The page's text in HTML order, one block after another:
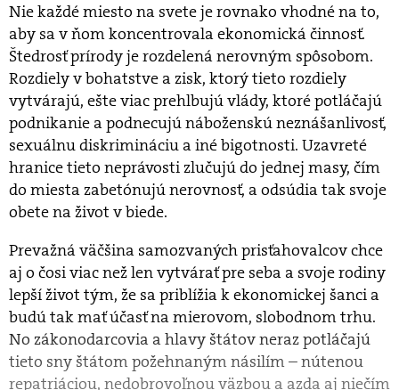
Nie každé miesto na svete je rovnako vhodné na to,
aby sa v ňom koncentrovala ekonomická činnosť.
Štedrosť prírody je rozdelená nerovným spôsobom.
Rozdiely v bohatstve a zisk, ktorý tieto rozdiely
vytvárajú, ešte viac prehlbujú vlády, ktoré potláčajú
podnikanie a podnecujú náboženskú neznášanlivosť,
sexuálnu diskrimináciu a iné bigotnosti. Uzavreté
hranice tieto neprávosti zlučujú do jednej masy, čím
do miesta zabetónujú nerovnosť, a odsúdia tak svoje
obete na život v biede.
Prevažná väčšina samozvaných prisťahovalcov chce
aj o čosi viac než len vytvárať pre seba a svoje rodiny
lepší život tým, že sa priblížia k ekonomickej šanci a
budú tak mať účasť na mierovom, slobodnom trhu.
No zákonodarcovia a hlavy štátov neraz potláčajú
tieto sny štátom požehnaným násilím – nútenou
repatriáciou, nedobrovoľnou väzbou a azda aj niečím